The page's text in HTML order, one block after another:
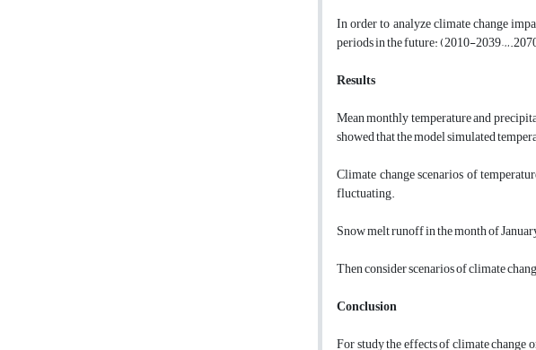
In order to analyze climate change
periods in the future: (2010-
Results
Mean monthly temperature and
showed that the model simulated
Climate change scenarios of
fluctuating.
Snow melt runoff in the month of
Then consider scenarios of climate
Conclusion
For study the effects of climate change